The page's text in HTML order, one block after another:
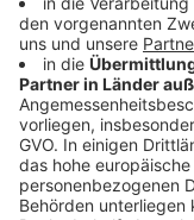
Anzeige
Anzeige